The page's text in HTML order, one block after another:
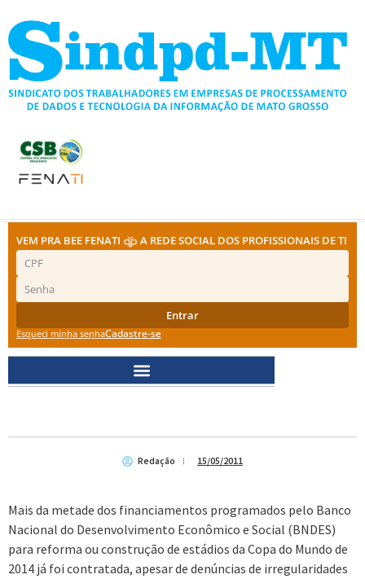
para
conteúdo
VEM PRA BEE FENATI A REDE SOCIAL DOS PROFISSIONAIS DE TI
Entrar
Esqueci minha senhaCadastre-se
Redação 15/05/2011
Mais da metade dos financiamentos programados pelo Banco
Nacional do Desenvolvimento Econômico e Social (BNDES)
para reforma ou construção de estádios da Copa do Mundo de
2014 já foi contratada, apesar de denúncias de irregularidades